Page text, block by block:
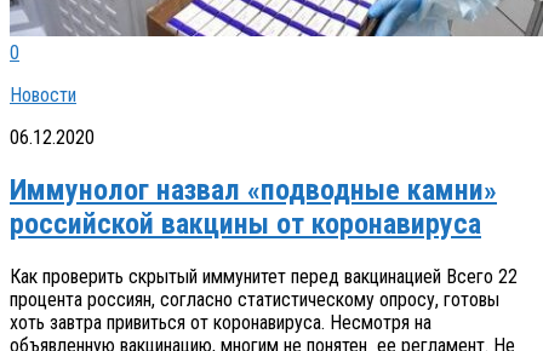
0
Новости
06.12.2020
Иммунолог назвал «подводные камни»
российской вакцины от коронавируса
Как проверить скрытый иммунитет перед вакцинацией Всего 22
процента россиян, согласно статистическому опросу, готовы
хоть завтра привиться от коронавируса. Несмотря на
объявленную вакцинацию, многим не понятен ее регламент. Не